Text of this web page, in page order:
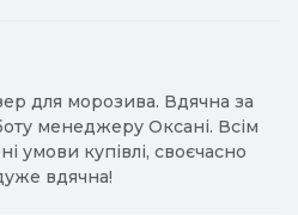
для морозива. Вдячна за
менеджеру Оксані. Всім
умови купівлі, своєчасно
вдячна!